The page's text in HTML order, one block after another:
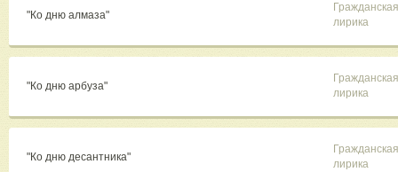
"Ко дню алмаза"
Гражданская
лирика
"Ко дню арбуза"
Гражданская
лирика
"Ко дню десантника"
Гражданская
лирика